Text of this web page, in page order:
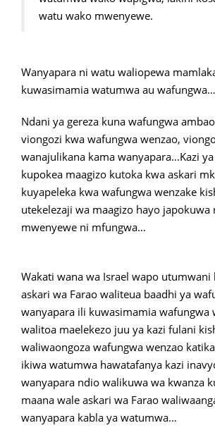
watu wako mwenyewe.
Wanyapara ni watu waliopewa
kuwasimamia watumwa au wafungwa…
Ndani ya gereza kuna wafungwa
viongozi kwa wafungwa wenzao,
wanajulikana kama wanyapara…Kazi
kupokea maagizo kutoka kwa askari
kuyapeleka kwa wafungwa wenzake
utekelezaji wa maagizo hayo japokuwa
mwenyewe ni mfungwa…
Wakati wana wa Israel wapo utumwani
askari wa Farao waliteua baadhi ya
wanyapara ili kuwasimamia wafungwa
walitoa maelekezo juu ya kazi fulani
waliwaongoza wafungwa wenzao
ikiwa watumwa hawatafanya kazi
wanyapara ndio walikuwa wa kwanza
maana wale askari wa Farao
wanyapara kabla ya watumwa…